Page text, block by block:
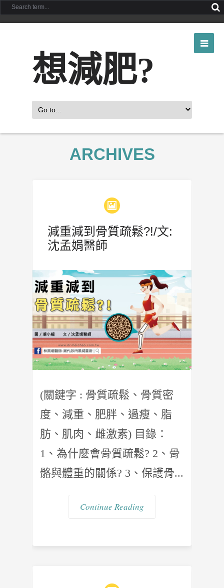
想減肥?
ARCHIVES
減重減到骨質疏鬆?!/文:
沈孟娟醫師
(關鍵字 : 骨質疏鬆、骨質密
度、減重、肥胖、過瘦、脂
肪、肌肉、雌激素) 目錄：
1、為什麼會骨質疏鬆? 2、骨
骼與體重的關係? 3、保護骨...
Continue Reading